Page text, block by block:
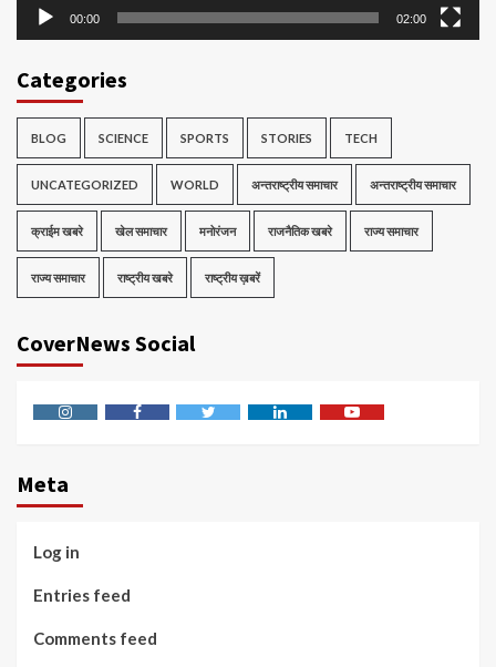
00:00 02:00
Categories
BLOG SCIENCE SPORTS STORIES TECH
UNCATEGORIZED WORLD अन्तराष्ट्रीय समाचार अन्तराष्ट्रीय समाचार
क्राईम खबरे खेल समाचार मनोरंजन राजनैतिक खबरे राज्य समाचार
राज्य समाचार राष्ट्रीय खबरे राष्ट्रीय ख़बरें
CoverNews Social
Meta
Log in
Entries feed
Comments feed